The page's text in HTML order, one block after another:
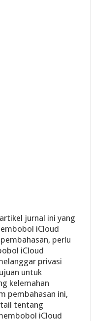
jurnal ini yang
iCloud
perlu
iCloud
privasi
untuk
kelemahan
pembahasan ini,
tentang
iCloud